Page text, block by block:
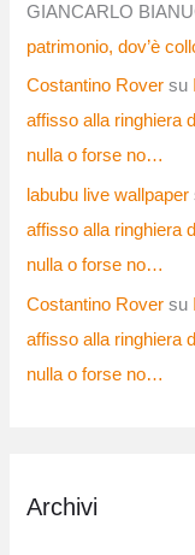
GIANCARLO
patrimonio, dov’è
Costantino Rover su
affisso alla ringhiera
nulla o forse no…
labubu live wallpaper
affisso alla ringhiera
nulla o forse no…
Costantino Rover su
affisso alla ringhiera
nulla o forse no…
Archivi